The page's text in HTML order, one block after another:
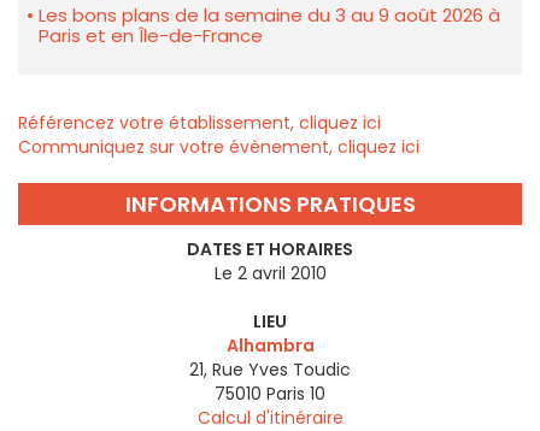
Les bons plans de la semaine du 3 au 9 août 2026 à
Paris et en Île-de-France
Référencez votre établissement, cliquez ici
Communiquez sur votre évènement, cliquez ici
INFORMATIONS PRATIQUES
DATES ET HORAIRES
Le 2 avril 2010
LIEU
Alhambra
21, Rue Yves Toudic
75010 Paris 10
Calcul d'itinéraire